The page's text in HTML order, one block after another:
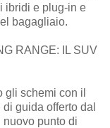
ibridi e plug-in e
bagagliaio.
RANGE: IL SUV
gli schemi con il
guida offerto dal
punto di